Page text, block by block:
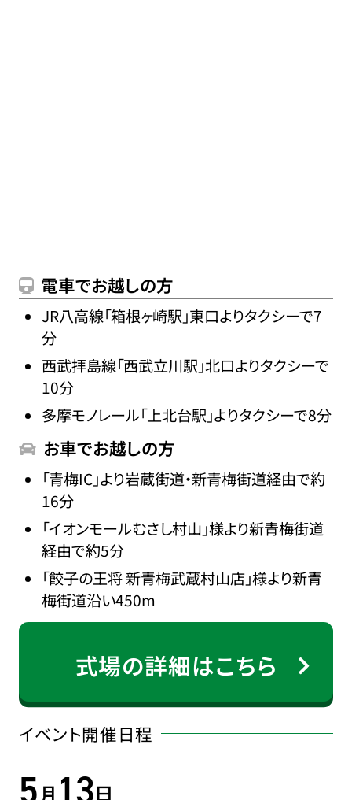
電車でお越しの方
JR八高線「箱根ヶ崎駅」東口よりタクシーで7
分
西武拝島線「西武立川駅」北口よりタクシーで
10分
多摩モノレール「上北台駅」よりタクシーで8分
お車でお越しの方
「青梅IC」より岩蔵街道・新青梅街道経由で約
16分
「イオンモールむさし村山」様より新青梅街道
経由で約5分
「餃子の王将 新青梅武蔵村山店」様より新青
梅街道沿い450m
式場の詳細はこちら
イベント開催日程
5月 13日